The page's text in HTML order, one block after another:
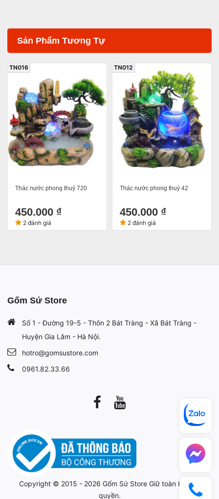
Sản Phẩm Tương Tự
Thác nước phong thuỷ 720
450.000 ₫
TN016
2 đánh giá
Thác nước phong thuỷ 42
450.000 ₫
TN012
2 đánh giá
Gốm Sứ Store
Số 1 - Đường 19-5 - Thôn 2 Bát Tràng - Xã Bát Tràng -
Huyện Gia Lâm - Hà Nội.
hotro@gomsustore.com
0961.82.33.66
Copyright © 2015 - 2026 Gốm Sứ StoreGiữ toàn bộ bản
quyền.